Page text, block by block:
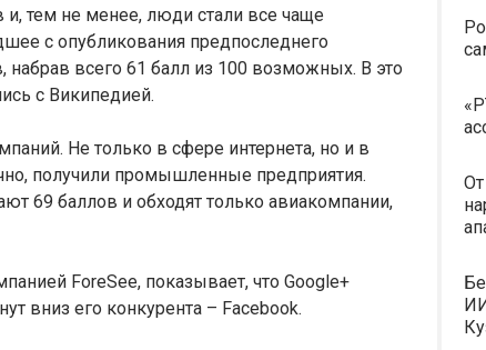
и, тем не менее, люди стали все чаще
с опубликования предпоследнего
набрав всего 61 балл из 100 возможных. В это
с Википедией.
Не только в сфере интернета, но и в
получили промышленные предприятия.
69 баллов и обходят только авиакомпании,
ForeSee, показывает, что Google+
вниз его конкурента – Facebook.